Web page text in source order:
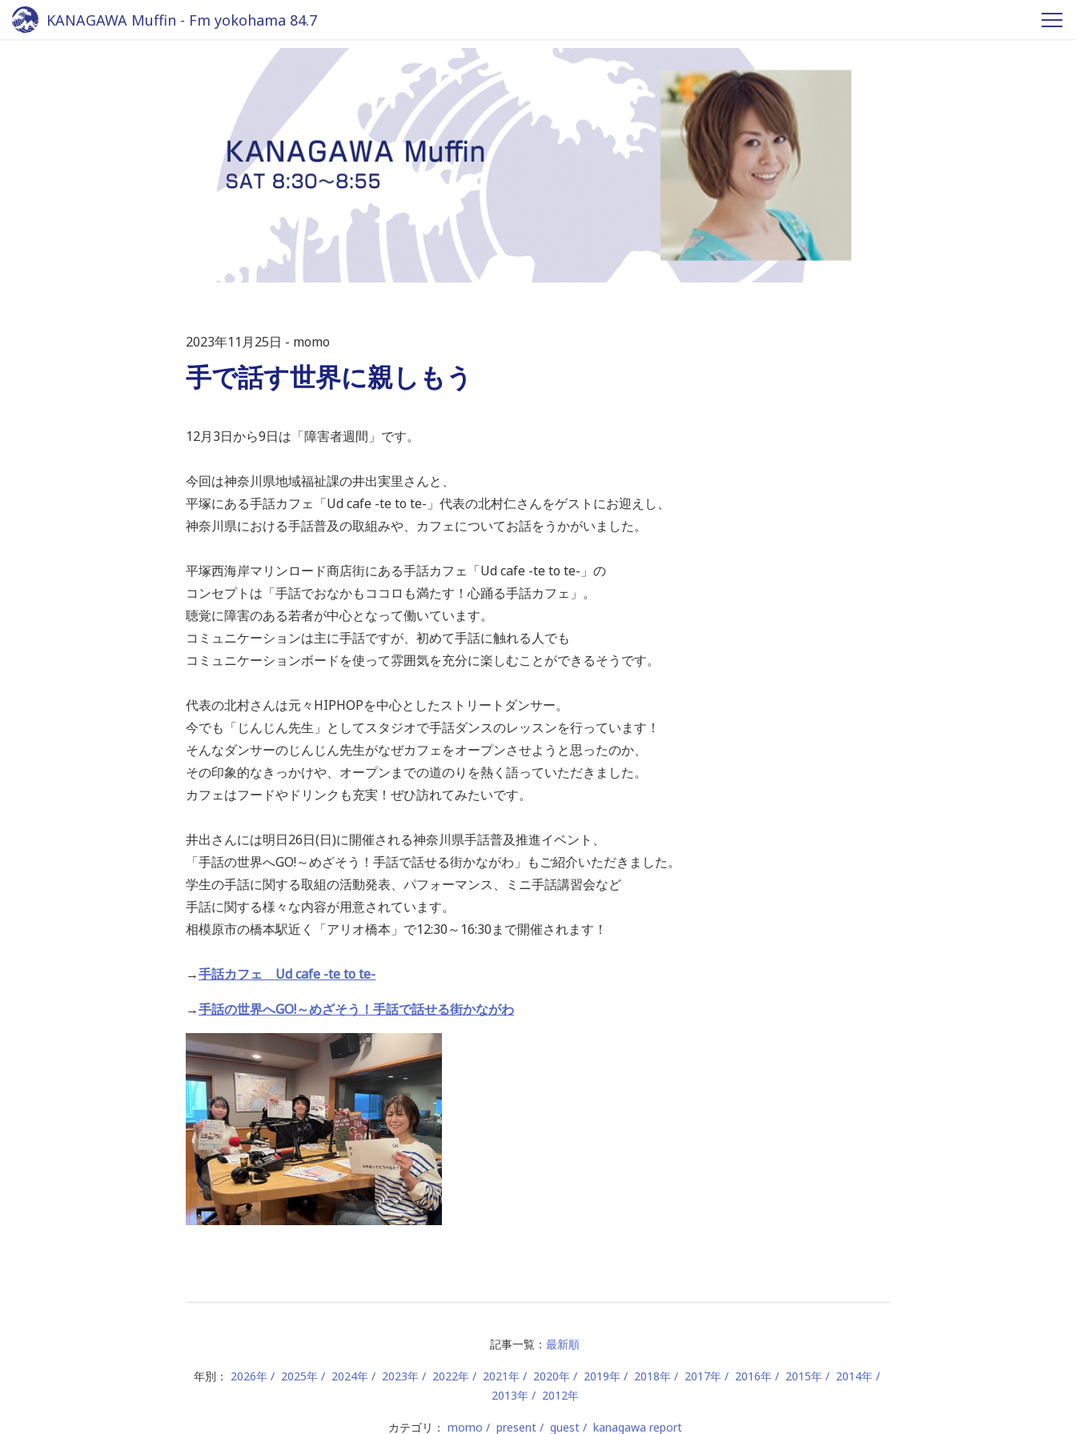
KANAGAWA Muffin - Fm yokohama 84.7
2023年11月25日 momo
手で話す世界に親しもう
12月3日から9日は「障害者週間」です。
今回は神奈川県地域福祉課の井出実里さんと、
平塚にある手話カフェ「Ud cafe -te to te-」代表の北村仁さんをゲストにお迎えし、
神奈川県における手話普及の取組みや、カフェについてお話をうかがいました。
平塚西海岸マリンロード商店街にある手話カフェ「Ud cafe -te to te-」の
コンセプトは「手話でおなかもココロも満たす！心踊る手話カフェ」。
聴覚に障害のある若者が中心となって働いています。
コミュニケーションは主に手話ですが、初めて手話に触れる人でも
コミュニケーションボードを使って雰囲気を充分に楽しむことができるそうです。
代表の北村さんは元々HIPHOPを中心としたストリートダンサー。
今でも「じんじん先生」としてスタジオで手話ダンスのレッスンを行っています！
そんなダンサーのじんじん先生がなぜカフェをオープンさせようと思ったのか、
その印象的なきっかけや、オープンまでの道のりを熱く語っていただきました。
カフェはフードやドリンクも充実！ぜひ訪れてみたいです。
井出さんには明日26日(日)に開催される神奈川県手話普及推進イベント、
「手話の世界へGO!～めざそう！手話で話せる街かながわ」もご紹介いただきました。
学生の手話に関する取組の活動発表、パフォーマンス、ミニ手話講習会など
手話に関する様々な内容が用意されています。
相模原市の橋本駅近く「アリオ橋本」で12:30～16:30まで開催されます！
→手話カフェ Ud cafe -te to te-
→手話の世界へGO!～めざそう！手話で話せる街かながわ
記事一覧： 最新順
年別： 2026年 2025年 2024年 2023年 2022年 2021年 2020年 2019年 2018年 2017年 2016年 2015年
2014年
2013年
2012年
カテゴリ： momo present guest kanagawa report